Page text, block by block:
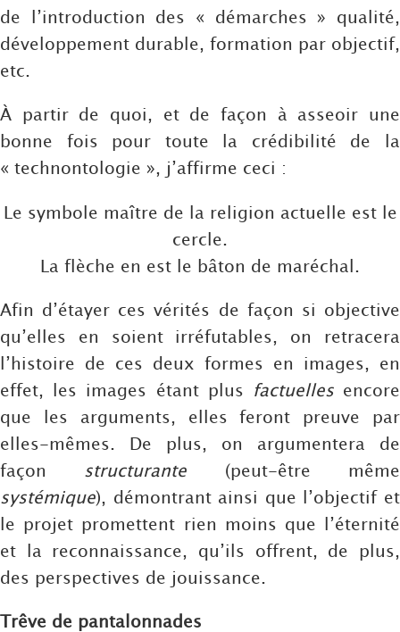
de l’introduction des « démarches » qualité,
développement durable, formation par objectif,
etc.
À partir de quoi, et de façon à asseoir une
bonne fois pour toute la crédibilité de la
« technontologie », j’affirme ceci :
Le symbole maître de la religion actuelle est le
cercle.
La flèche en est le bâton de maréchal.
Afin d’étayer ces vérités de façon si objective
qu’elles en soient irréfutables, on retracera
l’histoire de ces deux formes en images, en
effet, les images étant plus factuellesencore
que les arguments, elles feront preuve par
elles-mêmes. De plus, on argumentera de
façon structurante (peut-être même
systémique), démontrant ainsi que l’objectif et
le projet promettent rien moins que l’éternité
et la reconnaissance, qu’ils offrent, de plus,
des perspectives de jouissance.
Trêve de pantalonnades